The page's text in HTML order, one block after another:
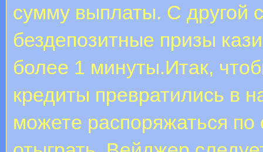
сумму выплаты. С другой
бездепозитные призы
более 1 минуты.Итак,
кредиты превратились в
можете распоряжаться